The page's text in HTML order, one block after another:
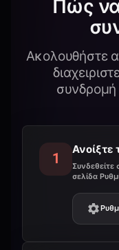
Πώς
Ακολουθήστε
1
Ανοίξτε
Συνδεθείτε
σελίδα